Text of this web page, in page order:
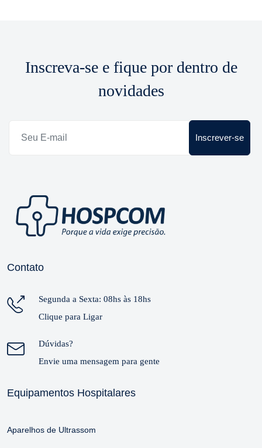
Inscreva-se e fique por dentro de
novidades
Inscrever-se
Contato
Segunda a Sexta: 08hs às 18hs
Clique para Ligar
Dúvidas?
Envie uma mensagem para gente
Equipamentos Hospitalares
Aparelhos de Ultrassom